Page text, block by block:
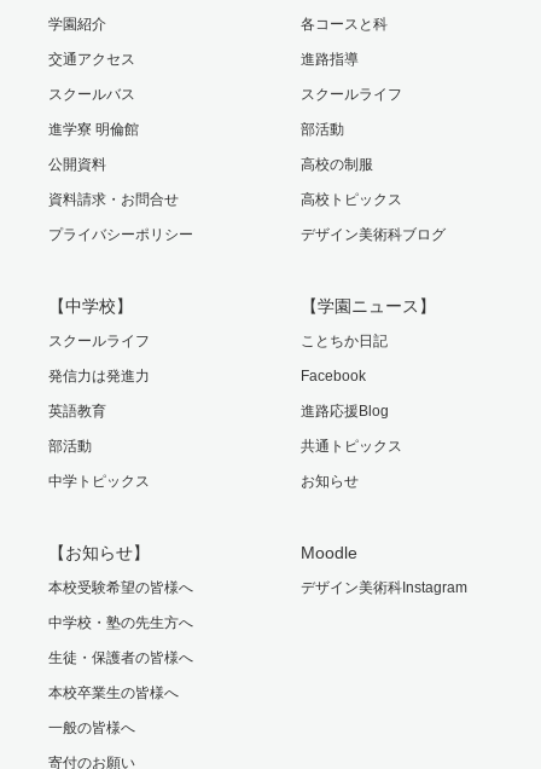
学園紹介
交通アクセス
スクールバス
進学寮 明倫館
公開資料
資料請求・お問合せ
プライバシーポリシー
各コースと科
進路指導
スクールライフ
部活動
高校の制服
高校トピックス
デザイン美術科ブログ
【中学校】
スクールライフ
発信力は発進力
英語教育
部活動
中学トピックス
【学園ニュース】
ことちか日記
Facebook
進路応援Blog
共通トピックス
お知らせ
【お知らせ】
本校受験希望の皆様へ
中学校・塾の先生方へ
生徒・保護者の皆様へ
本校卒業生の皆様へ
一般の皆様へ
寄付のお願い
Moodle
デザイン美術科Instagram